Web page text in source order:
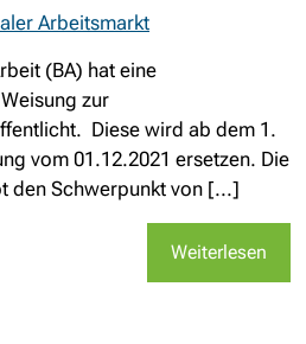
Arbeitsmarkt
(BA) hat eine
zur
Diese wird ab dem 1.
vom 01.12.2021 ersetzen. Die
den Schwerpunkt von [...]
Weiterlesen